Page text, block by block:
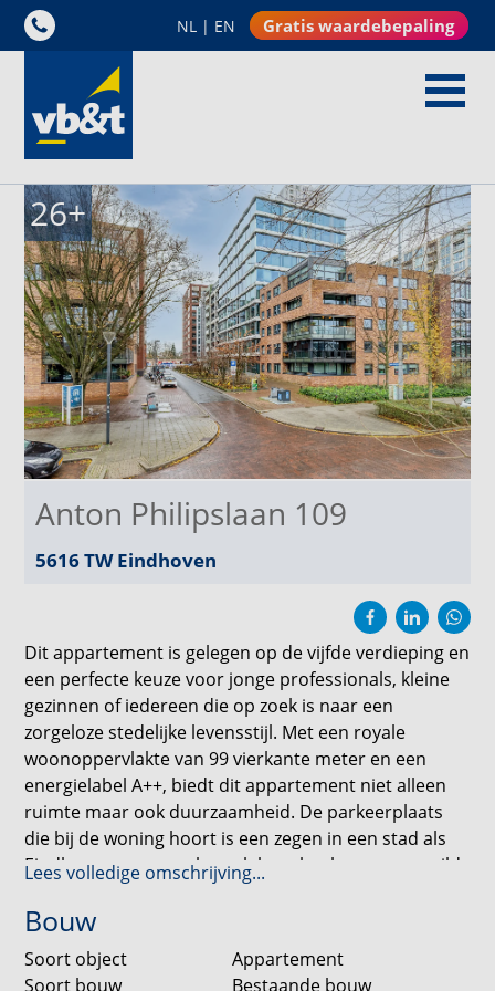
NL | EN Gratis waardebepaling
26+
Anton Philipslaan 109
5616 TWEindhoven
Dit appartement is gelegen op de vijfde verdieping en
een perfecte keuze voor jonge professionals, kleine
gezinnen of iedereen die op zoek is naar een
zorgeloze stedelijke levensstijl. Met een royale
woonoppervlakte van 99 vierkante meter en een
energielabel A++, biedt dit appartement niet alleen
ruimte maar ook duurzaamheid. De parkeerplaats
die bij de woning hoort is een zegen in een stad als
Eindhoven, waar parkeerplek vaak schaars en gewild
is. Geen gedoe meer met zoeken naar een plek voor
je auto, je hebt je eigen veilige en gemakkelijk
Lees volledige omschrijving...
Bouw
Soort object
Appartement
Soort bouw
Bestaande bouw